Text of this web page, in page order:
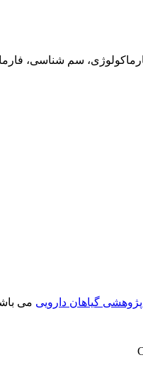
سم شناسی،
گیاهان دارویی می